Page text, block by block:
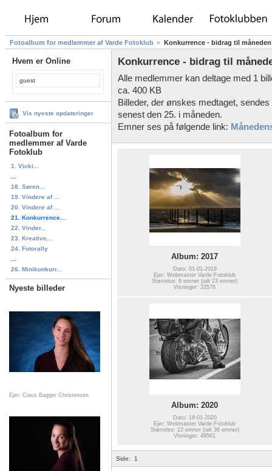
Fotoalbum for medlemmer af Varde Fotoklub Konkurrence - bidrag til
Hvem er Online
guest
Vis nyeste opdateringer
Fotoalbum for
medlemmer af Varde
Fotoklub
1. Vicki...
18. Søren...
19. Vindere af ...
20. Vindere af ...
21. Konkurrence...
22. Vinder...
23. Kreative...
24. Fotorally
26. Minikonkurr...
Nyeste billeder
Ejer: Claus Bagger Christensen
Konkurrence - bidrag til
Alle medlemmer kan deltage med 1
ca. 400 KB
Billeder, der ønskes medtaget,
senest den 25. i måneden.
Emner ses på følgende link:
Album: 2017
Dato: 01-01-2019
Ejer: Webmaster Varde Fotoklub
Størrelse: 6 emner (ialt 23 emner)
Visninger: 33576
Album: 2020
Dato: 18-01-2020
Ejer: Webmaster Varde Fotoklub
Størrelse: 12 emner (ialt 36 emner)
Visninger: 49561
Side: 1